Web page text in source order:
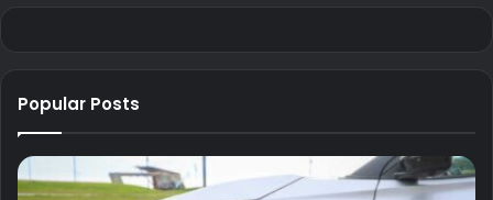
Popular Posts